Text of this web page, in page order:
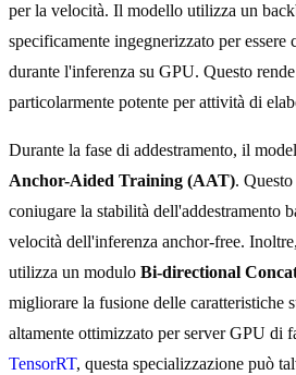
per la velocità. Il modello utilizza un
specificamente ingegnerizzato per
durante l'inferenza su GPU. Questo
particolarmente potente per attività di
Durante la fase di addestramento, il
Anchor-Aided Training (AAT).
coniugare la stabilità dell'addestramento
velocità dell'inferenza anchor-free.
utilizza un modulo Bi-directional
migliorare la fusione delle caratteristiche
altamente ottimizzato per server GPU di
TensorRT, questa specializzazione può